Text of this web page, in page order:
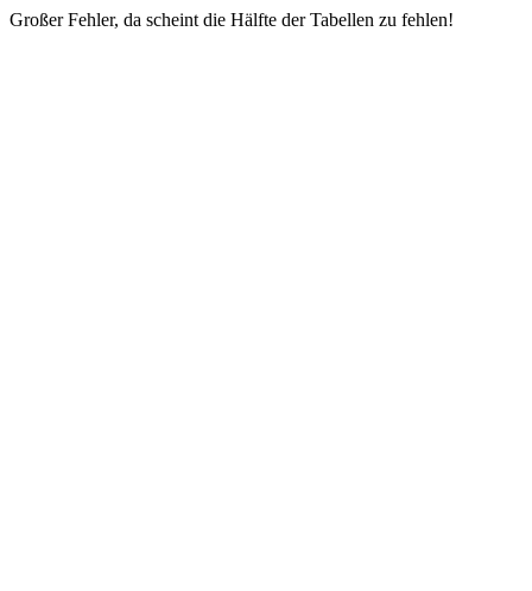
Großer Fehler, da scheint die Hälfte der Tabellen zu fehlen!